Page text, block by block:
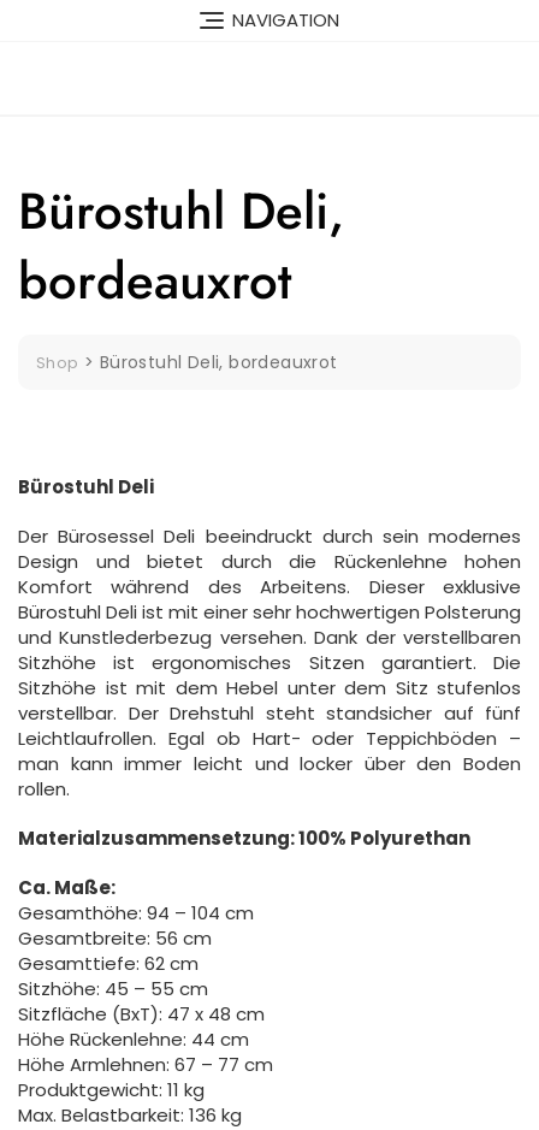
NAVIGATION
Bürostuhl Deli,
bordeauxrot
Shop > Bürostuhl Deli, bordeauxrot
Bürostuhl Deli
Der Bürosessel Deli beeindruckt durch sein modernes
Design und bietet durch die Rückenlehne hohen
Komfort während des Arbeitens. Dieser exklusive
Bürostuhl Deli ist mit einer sehr hochwertigen Polsterung
und Kunstlederbezug versehen. Dank der verstellbaren
Sitzhöhe ist ergonomisches Sitzen garantiert. Die
Sitzhöhe ist mit dem Hebel unter dem Sitz stufenlos
verstellbar. Der Drehstuhl steht standsicher auf fünf
Leichtlaufrollen. Egal ob Hart- oder Teppichböden –
man kann immer leicht und locker über den Boden
rollen.
Materialzusammensetzung: 100% Polyurethan
Ca. Maße:
Gesamthöhe: 94 – 104 cm
Gesamtbreite: 56 cm
Gesamttiefe: 62 cm
Sitzhöhe: 45 – 55 cm
Sitzfläche (BxT): 47 x 48 cm
Höhe Rückenlehne: 44 cm
Höhe Armlehnen: 67 – 77 cm
Produktgewicht: 11 kg
Max. Belastbarkeit: 136 kg